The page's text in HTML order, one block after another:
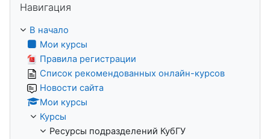
Навигация
В начало
Мои курсы
Правила регистрации
Список рекомендованных онлайн-курсов
Новости сайта
Мои курсы
Курсы
Ресурсы подразделений КубГУ